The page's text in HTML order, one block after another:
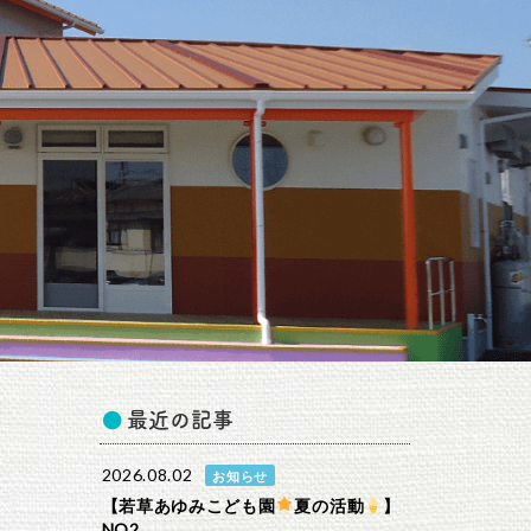
最近の記事
2026.08.02 お知らせ
【若草あゆみこども園 夏の活動
】